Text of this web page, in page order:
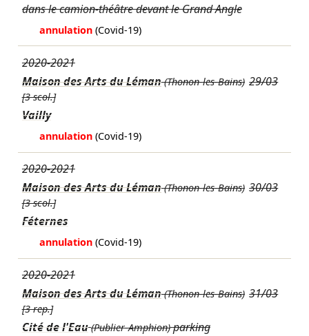
dans le camion-théâtre devant le Grand Angle
annulation (Covid-19)
2020-2021
Maison des Arts du Léman(Thonon-les-Bains) 29/03
[3 scol.]
Vailly
annulation (Covid-19)
2020-2021
Maison des Arts du Léman(Thonon-les-Bains) 30/03
[3 scol.]
Féternes
annulation (Covid-19)
2020-2021
Maison des Arts du Léman(Thonon-les-Bains) 31/03
[3 rep.]
Cité de l'Eau (Publier-Amphion) parking